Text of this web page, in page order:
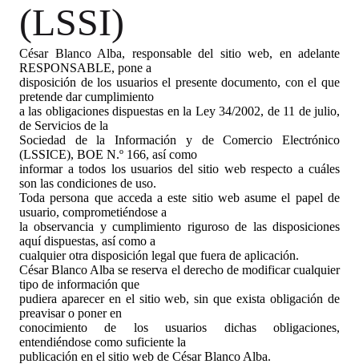
(LSSI)
César Blanco Alba, responsable del sitio web, en adelante
RESPONSABLE, pone a
disposición de los usuarios el presente documento, con el que
pretende dar cumplimiento
a las obligaciones dispuestas en la Ley 34/2002, de 11 de julio,
de Servicios de la
Sociedad de la Información y de Comercio Electrónico
(LSSICE), BOE N.º 166, así como
informar a todos los usuarios del sitio web respecto a cuáles
son las condiciones de uso.
Toda persona que acceda a este sitio web asume el papel de
usuario, comprometiéndose a
la observancia y cumplimiento riguroso de las disposiciones
aquí dispuestas, así como a
cualquier otra disposición legal que fuera de aplicación.
César Blanco Alba se reserva el derecho de modificar cualquier
tipo de información que
pudiera aparecer en el sitio web, sin que exista obligación de
preavisar o poner en
conocimiento de los usuarios dichas obligaciones,
entendiéndose como suficiente la
publicación en el sitio web de César Blanco Alba.